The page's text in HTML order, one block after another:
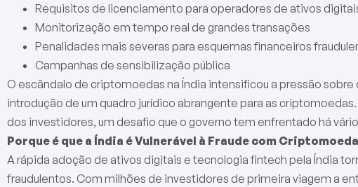
Requisitos de licenciamento para operadores de ativos
Monitorização em tempo real de grandes transações
Penalidades mais severas para esquemas financeiros
Campanhas de sensibilização pública
O escândalo de criptomoedas na Índia intensificou a pressão
introdução de um quadro jurídico abrangente para as
dos investidores, um desafio que o governo tem enfrentado há
Porque é que a Índia é Vulnerável à Fraude com
A rápida adoção de ativos digitais e tecnologia fintech pela Índia
fraudulentos. Com milhões de investidores de primeira viagem a